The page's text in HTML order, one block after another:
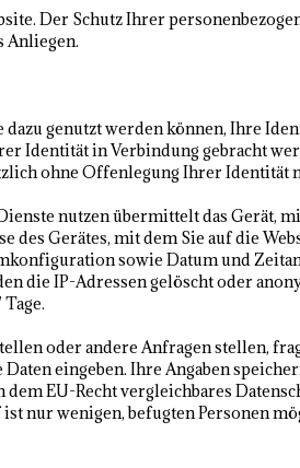
Der Schutz Ihrer
Anliegen.
genutzt werden können, Ihre
Identität in Verbindung gebracht
ohne Offenlegung Ihrer Identität
nutzen übermittelt das Gerät,
des Gerätes, mit dem Sie auf die
sowie Datum und
die IP-Adressen gelöscht oder
oder andere Anfragen stellen,
eingeben. Ihre Angaben
EU-Recht vergleichbares
nur wenigen, befugten Personen